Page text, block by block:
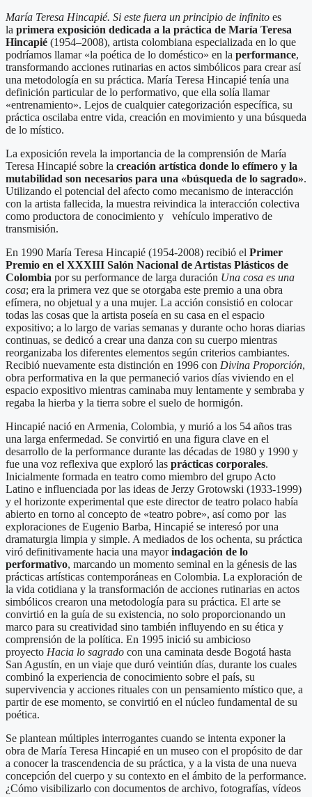
María Teresa Hincapié. Si este fuera un principio de infinito es
la primera exposición dedicada a la práctica de María Teresa
Hincapié (1954–2008), artista colombiana especializada en lo que
podríamos llamar «la poética de lo doméstico» en la performance,
transformando acciones rutinarias en actos simbólicos para crear así
una metodología en su práctica. María Teresa Hincapié tenía una
definición particular de lo performativo, que ella solía llamar
«entrenamiento». Lejos de cualquier categorización específica, su
práctica oscilaba entre vida, creación en movimiento y una búsqueda
de lo místico.
La exposición revela la importancia de la comprensión de María
Teresa Hincapié sobre la creación artística donde lo efímero y la
mutabilidad son necesarios para una «búsqueda de lo sagrado».
Utilizando el potencial del afecto como mecanismo de interacción
con la artista fallecida, la muestra reivindica la interacción colectiva
como productora de conocimiento y vehículo imperativo de
transmisión.
En 1990 María Teresa Hincapié (1954-2008) recibió el Primer
Premio en el XXXIII Salón Nacional de Artistas Plásticos de
Colombia por su performance de larga duración Una cosa es una
cosa; era la primera vez que se otorgaba este premio a una obra
efímera, no objetual y a una mujer. La acción consistió en colocar
todas las cosas que la artista poseía en su casa en el espacio
expositivo; a lo largo de varias semanas y durante ocho horas diarias
continuas, se dedicó a crear una danza con su cuerpo mientras
reorganizaba los diferentes elementos según criterios cambiantes.
Recibió nuevamente esta distinción en 1996 con Divina Proporción,
obra performativa en la que permaneció varios días viviendo en el
espacio expositivo mientras caminaba muy lentamente y sembraba y
regaba la hierba y la tierra sobre el suelo de hormigón.
Hincapié nació en Armenia, Colombia, y murió a los 54 años tras
una larga enfermedad. Se convirtió en una figura clave en el
desarrollo de la performance durante las décadas de 1980 y 1990 y
fue una voz reflexiva que exploró las prácticas corporales.
Inicialmente formada en teatro como miembro del grupo Acto
Latino e influenciada por las ideas de Jerzy Grotowski (1933-1999)
y el horizonte experimental que este director de teatro polaco había
abierto en torno al concepto de «teatro pobre», así como por las
exploraciones de Eugenio Barba, Hincapié se interesó por una
dramaturgia limpia y simple. A mediados de los ochenta, su práctica
viró definitivamente hacia una mayorindagación de lo
performativo, marcando un momento seminal en la génesis de las
prácticas artísticas contemporáneas en Colombia. La exploración de
la vida cotidiana y la transformación de acciones rutinarias en actos
simbólicos crearon una metodología para su práctica. El arte se
convirtió en la guía de su existencia, no solo proporcionando un
marco para su creatividad sino también influyendo en su ética y
comprensión de la política. En 1995 inició su ambicioso
proyecto Hacia lo sagrado con una caminata desde Bogotá hasta
San Agustín, en un viaje que duró veintiún días, durante los cuales
combinó la experiencia de conocimiento sobre el país, su
supervivencia y acciones rituales con un pensamiento místico que, a
partir de ese momento, se convirtió en el núcleo fundamental de su
poética.
Se plantean múltiples interrogantes cuando se intenta exponer la
obra de María Teresa Hincapié en un museo con el propósito de dar
a conocer la trascendencia de su práctica, y a la vista de una nueva
concepción del cuerpo y su contexto en el ámbito de la performance.
¿Cómo visibilizarlo con documentos de archivo, fotografías, vídeos